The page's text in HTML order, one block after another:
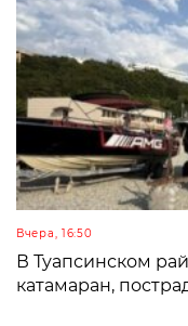
Вчера, 16:50
В Туапсинском
катамаран,